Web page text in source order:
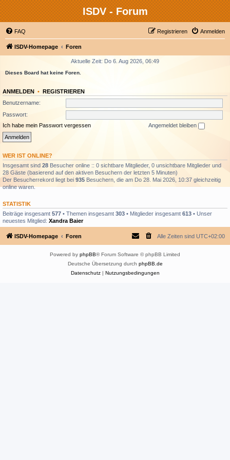
ISDV - Forum
FAQ Anmelden
Registrieren
ISDV-Homepage Foren
Aktuelle Zeit: Do 6. Aug 2026, 06:49
Dieses Board hat keine Foren.
ANMELDEN • REGISTRIEREN
Benutzername:
Passwort:
Ich habe mein Passwort vergessen
Angemeldet bleiben
WER IST ONLINE?
Insgesamt sind 28 Besucher online :: 0 sichtbare Mitglieder, 0 unsichtbare Mitglieder und
28 Gäste (basierend auf den aktiven Besuchern der letzten 5 Minuten)
Der Besucherrekord liegt bei 935 Besuchern, die am Do 28. Mai 2026, 10:37 gleichzeitig
online waren.
STATISTIK
Beiträge insgesamt 577 • Themen insgesamt 303 • Mitglieder insgesamt 613 • Unser
neuestes Mitglied: Xandra Baier
ISDV-Homepage Foren Alle Zeiten sind UTC+02:00
Powered by phpBB® Forum Software © phpBB Limited
Deutsche Übersetzung durch phpBB.de
Datenschutz| Nutzungsbedingungen